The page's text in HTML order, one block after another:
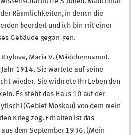
Studien. Manchmal
Räumlichkeiten, in denen die
beordert und ich bin mit einer
Gebäude gegan-gen.
Maria V. (Mädchenname),
1914. Sie wartete auf seine
wieder. Sie widmete Ihr Leben den
Es steht das Haus 10 auf der
(Gebiet Moskau) von dem mein
Krieg zog. Erhalten ist das
dem September 1936. (Mein